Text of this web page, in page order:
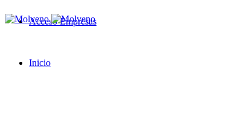
Acceso Empresas
Inicio